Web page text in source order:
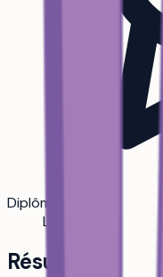
Diplôme
Licence
Résumé